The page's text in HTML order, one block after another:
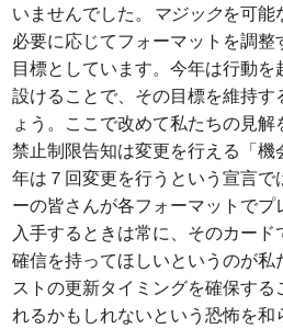
いませんでした。
マジックを可能
必要に応じてフォーマットを調
目標としています。今年は行動を
設けることで、その目標を維持す
ょう。ここで改めて私たちの見解
禁止制限告知は変更を行える「
年は７回変更を行うという宣言
ーの皆さんが各フォーマットで
入手するときは常に、そのカー
確信を持ってほしいというのが私
ストの更新タイミングを確保する
れるかもしれないという恐怖を